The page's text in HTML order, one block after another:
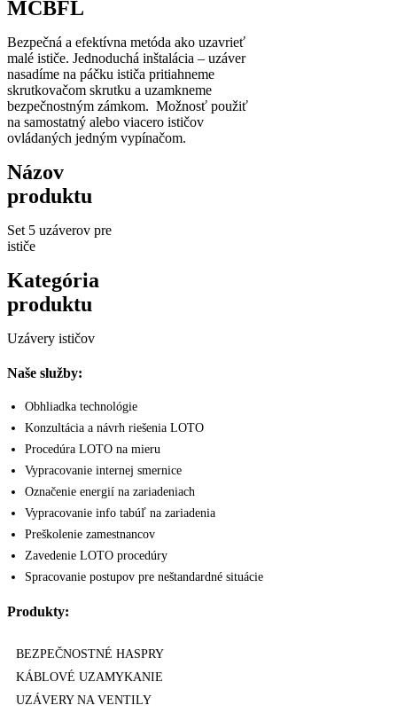
MCBFL
Bezpečná a efektívna metóda ako uzavrieť
malé ističe. Jednoduchá inštalácia – uzáver
nasadíme na páčku ističa pritiahneme
skrutkovačom skrutku a uzamkneme
bezpečnostným zámkom. Možnosť použiť
na samostatný alebo viacero ističov
ovládaných jedným vypínačom.
Názov
produktu
Set 5 uzáverov pre
ističe
Kategória
produktu
Uzávery ističov
Naše služby:
Obhliadka technológie
Konzultácia a návrh riešenia LOTO
Procedúra LOTO na mieru
Vypracovanie internej smernice
Označenie energií na zariadeniach
Vypracovanie info tabúľ na zariadenia
Preškolenie zamestnancov
Zavedenie LOTO procedúry
Spracovanie postupov pre neštandardné situácie
Produkty:
BEZPEČNOSTNÉ HASPRY
KÁBLOVÉ UZAMYKANIE
UZÁVERY NA VENTILY